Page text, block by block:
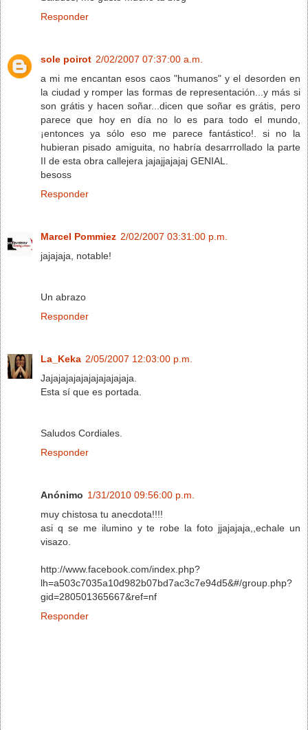
Responder
sole poirot 2/02/2007 07:37:00 a.m.
a mi me encantan esos caos "humanos" y el desorden en
la ciudad y romper las formas de representación...y más si
son grátis y hacen soñar...dicen que soñar es grátis, pero
parece que hoy en día no lo es para todo el mundo,
¡entonces ya sólo eso me parece fantástico!. si no la
hubieran pisado amiguita, no habría desarrrollado la parte
II de esta obra callejera jajajjajajaj GENIAL.
besoss
Responder
Marcel Pommiez 2/02/2007 03:31:00 p.m.
jajajaja, notable!
Un abrazo
Responder
La_Keka 2/05/2007 12:03:00 p.m.
Jajajajajajajajajajajaja.
Esta sí que es portada.
Saludos Cordiales.
Responder
Anónimo 1/31/2010 09:56:00 p.m.
muy chistosa tu anecdota!!!!
asi q se me ilumino y te robe la foto jjajajaja,,echale un
visazo.
http://www.facebook.com/index.php?
lh=a503c7035a10d982b07bd7ac3c7e94d5&#/group.php?
gid=280501365667&ref=nf
Responder